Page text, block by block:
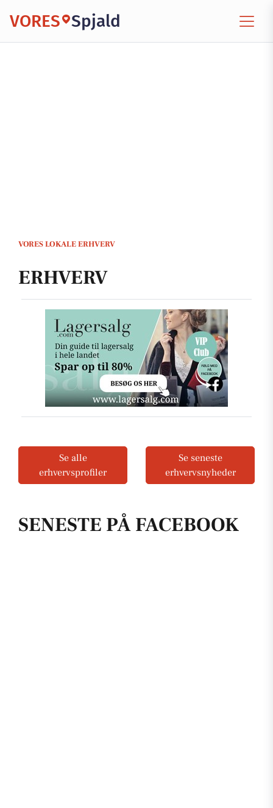
VORES Spjald
VORES LOKALE ERHVERV
SENESTE PÅ FACEBOOK
ERHVERV
Se alle
erhvervsprofiler
Se seneste
erhvervsnyheder